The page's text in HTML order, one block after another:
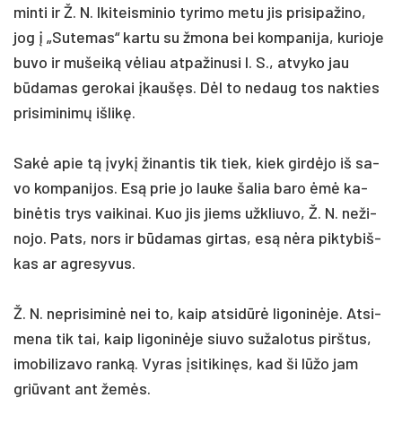
min­ti ir Ž. N. Iki­teis­mi­nio ty­ri­mo me­tu jis pri­si­pa­ži­no,
jog į „Su­te­mas“ kar­tu su žmo­na bei kom­pa­ni­ja, ku­rio­je
bu­vo ir mu­šeiką vėliau at­pa­ži­nu­si I. S., at­vy­ko jau
būda­mas ge­ro­kai įkaušęs. Dėl to ne­daug tos nak­ties
pri­si­mi­nimų iš­likę.
Sakė apie tą įvykį ži­nan­tis tik tiek, kiek girdė­jo iš sa­
vo kom­pa­ni­jos. Esą prie jo lau­ke ša­lia ba­ro ėmė ka­
binė­tis trys vai­ki­nai. Kuo jis jiems užk­liu­vo, Ž. N. ne­ži­
no­jo. Pats, nors ir būda­mas gir­tas, esą nėra pik­ty­biš­
kas ar ag­re­sy­vus.
Ž. N. ne­pri­si­minė nei to, kaip at­si­dūrė li­go­ninė­je. At­si­
me­na tik tai, kaip li­go­ninė­je siu­vo su­ža­lo­tus pirš­tus,
imo­bi­li­za­vo ranką. Vy­ras įsi­ti­kinęs, kad ši lūžo jam
griū­vant ant žemės.